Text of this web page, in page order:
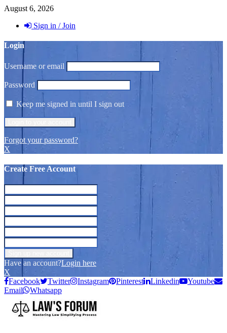
August 6, 2026
Sign in / Join
Login
Username or email
Password
Keep me signed in until I sign out
Forgot your password?
X
Create Free Account
Have an account?Login here
X
Facebook
Twitter Instagram Pinterest Linkedin
Youtube
Email
Whatsapp